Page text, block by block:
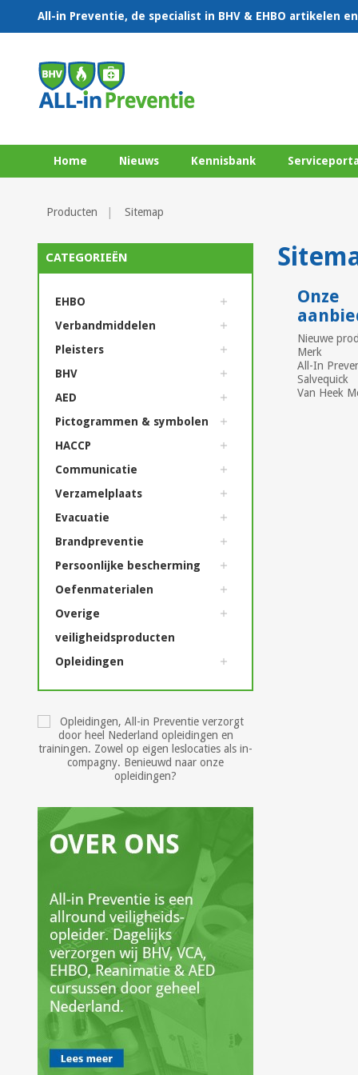
All-in Preventie, de specialist in BHV & EHBO artikelen
Home Nieuws Kennisbank
Producten Sitemap
CATEGORIEËN
EHBO
Verbandmiddelen
Pleisters
BHV
AED
Pictogrammen & symbolen
HACCP
Communicatie
Verzamelplaats
Evacuatie
Brandpreventie
Persoonlijke bescherming
Oefenmaterialen
Overige
veiligheidsproducten
Opleidingen
Onze
Nieuwe
Merk
All-In
Salvequick
Van Heek